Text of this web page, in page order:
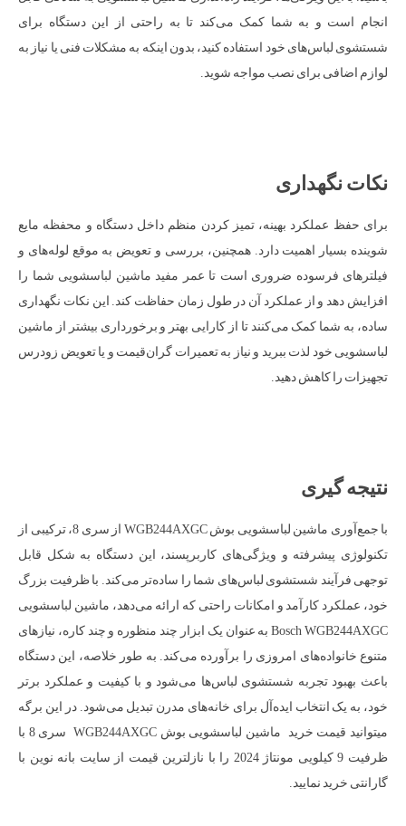
انجام است و به شما کمک می‌کند تا به راحتی از این دستگاه برای
شستشوی لباس‌های خود استفاده کنید، بدون اینکه به مشکلات فنی یا نیاز به
لوازم اضافی برای نصب مواجه شوید.
نکات نگهداری
برای حفظ عملکرد بهینه، تمیز کردن منظم داخل دستگاه و محفظه مایع
شوینده بسیار اهمیت دارد. همچنین، بررسی و تعویض به موقع لوله‌های و
فیلترهای فرسوده ضروری است تا عمر مفید ماشین لباسشویی شما را
افزایش دهد و از عملکرد آن در طول زمان حفاظت کند. این نکات نگهداری
ساده، به شما کمک می‌کنند تا از کارایی بهتر و برخورداری بیشتر از ماشین
لباسشویی خود لذت ببرید و نیاز به تعمیرات گران‌قیمت و یا تعویض زودرس
تجهیزات را کاهش دهید.
نتیجه گیری
با جمع‌آوری ماشین لباسشویی بوش WGB244AXGC از سری 8، ترکیبی از
تکنولوژی پیشرفته و ویژگی‌های کاربرپسند، این دستگاه به شکل قابل
توجهی فرآیند شستشوی لباس‌های شما را ساده‌تر می‌کند. با ظرفیت بزرگ
خود، عملکرد کارآمد و امکانات راحتی که ارائه می‌دهد، ماشین لباسشویی
Bosch WGB244AXGC به عنوان یک ابزار چند منظوره و چند کاره، نیازهای
متنوع خانواده‌های امروزی را برآورده می‌کند. به طور خلاصه، این دستگاه
باعث بهبود تجربه شستشوی لباس‌ها می‌شود و با کیفیت و عملکرد برتر
خود، به یک انتخاب ایده‌آل برای خانه‌های مدرن تبدیل می‌شود. در این برگه
میتوانید قیمت خرید ماشین لباسشویی بوش WGB244AXGC سری 8 با
ظرفیت 9 کیلویی مونتاژ 2024 را با نازلترین قیمت از سایت بانه نوین با
گارانتی خرید نمایید.